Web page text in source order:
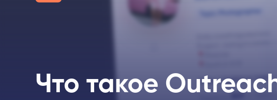
Что такое